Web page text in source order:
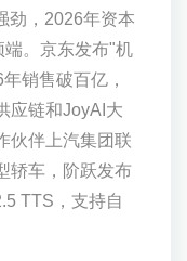
劲，2026年资本
。京东发布"机
销售破百亿，
应链和JoyAI大
伙伴上汽集团联
轿车，阶跃发布
TTS，支持自